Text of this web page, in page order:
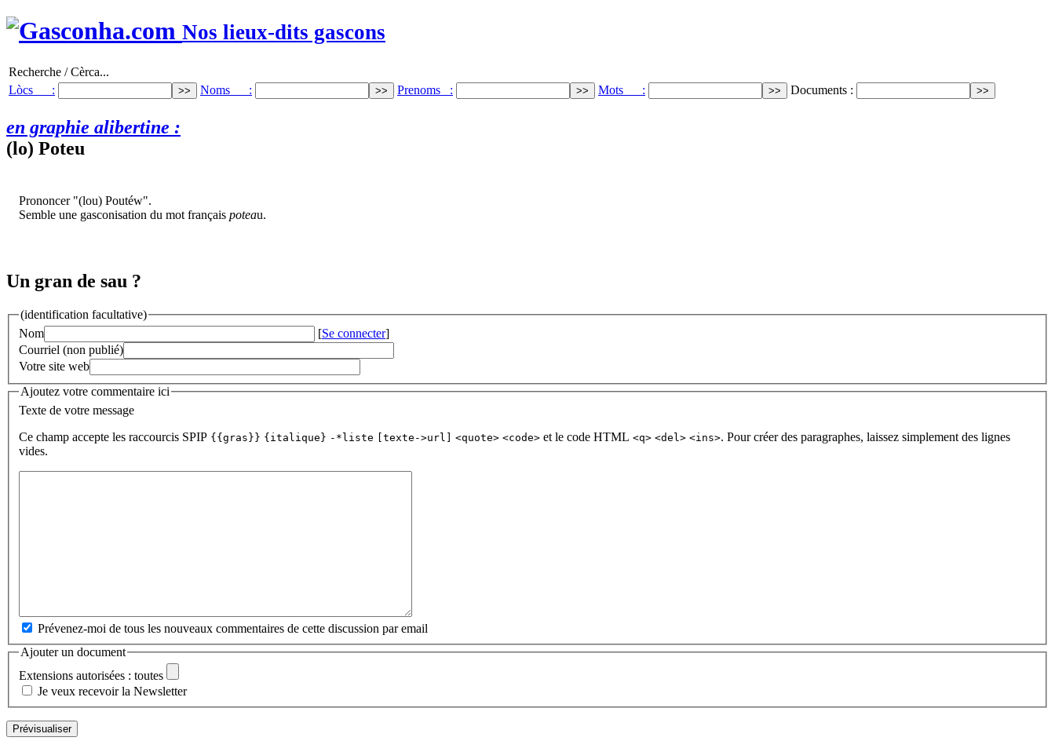
Nos lieux-dits gascons
Recherche / Cèrca...
Lòcs :
Noms : Prenoms : Mots : Documents :
en graphie alibertine :
(lo) Poteu
Prononcer "(lou) Poutéw".
Semble une gasconisation du mot français poteau.
Un gran de sau ?
(identification facultative)
Nom
[Se connecter]
Courriel (non publié)
Votre site web
Ajoutez votre commentaire ici
Texte de votre message
Ce champ accepte les raccourcis SPIP {{gras}} {italique} -*liste [texte->url] <quote> <code> et le code HTML <q> <del> <ins>. Pour créer des paragraphes, laissez simplement des lignes
vides.
Prévenez-moi de tous les nouveaux commentaires de cette discussion par email
Ajouter un document
Extensions autorisées : toutes
Je veux recevoir la Newsletter